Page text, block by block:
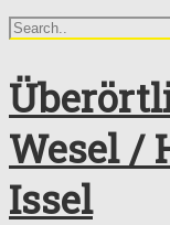
Wesel /
Issel